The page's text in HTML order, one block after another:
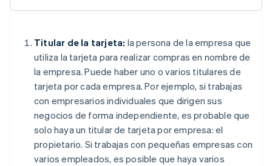
Titular de la tarjeta: la persona de la empresa que
utiliza la tarjeta para realizar compras en nombre de
la empresa. Puede haber uno o varios titulares de
tarjeta por cada empresa. Por ejemplo, si trabajas
con empresarios individuales que dirigen sus
negocios de forma independiente, es probable que
solo haya un titular de tarjeta por empresa: el
propietario. Si trabajas con pequeñas empresas con
varios empleados, es posible que haya varios